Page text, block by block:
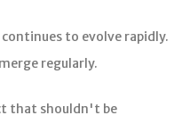
to evolve rapidly.
regularly.
that shouldn't be